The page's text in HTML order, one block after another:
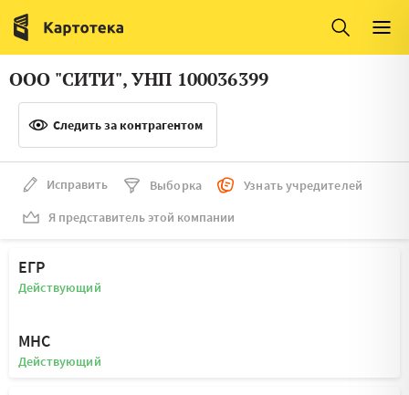
Италия
Люксембург
Литва
Нидерланды
ООО "СИТИ", УНП 100036399
Следить за контрагентом
Исправить Выборка
Узнать учредителей
Я представитель этой компании
ЕГР
Действующий
МНС
Действующий